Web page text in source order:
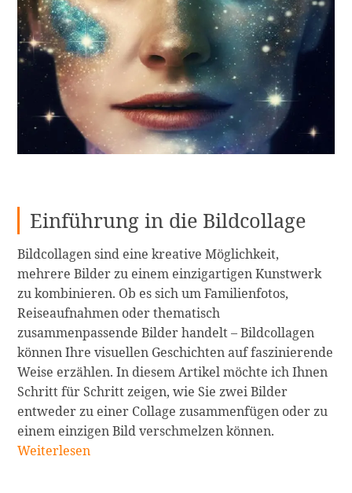
Einführung in die Bildcollage
Bildcollagen sind eine kreative Möglichkeit,
mehrere Bilder zu einem einzigartigen Kunstwerk
zu kombinieren. Ob es sich um Familienfotos,
Reiseaufnahmen oder thematisch
zusammenpassende Bilder handelt – Bildcollagen
können Ihre visuellen Geschichten auf faszinierende
Weise erzählen. In diesem Artikel möchte ich Ihnen
Schritt für Schritt zeigen, wie Sie zwei Bilder
entweder zu einer Collage zusammenfügen oder zu
einem einzigen Bild verschmelzen können.
Weiterlesen